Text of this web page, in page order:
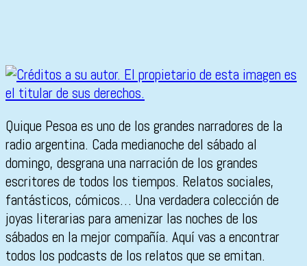
Quique Pesoa es uno de los grandes narradores de la
radio argentina. Cada medianoche del sábado al
domingo, desgrana una narración de los grandes
escritores de todos los tiempos. Relatos sociales,
fantásticos, cómicos… Una verdadera colección de
joyas literarias para amenizar las noches de los
sábados en la mejor compañía. Aquí vas a encontrar
todos los podcasts de los relatos que se emitan.